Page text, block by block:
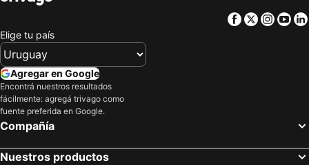
Facebook
Twitter
Elige tu país
Agregar en Google
Encontrá nuestros resultados
fácilmente: agregá trivago como
fuente preferida en Google.
Compañía
Nuestros productos